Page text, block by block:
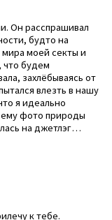
Он расспрашивал
будто на
моей секты и
что будем
захлёбываясь от
влезть в нашу
я идеально
ему фото природы
на джетлэг…
к тебе.